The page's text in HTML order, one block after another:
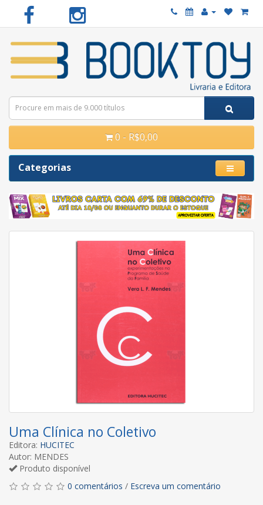
0 - R$0,00
Categorias
Uma Clínica no Coletivo
Editora: HUCITEC
Autor: MENDES
Produto disponível
0 comentários / Escreva um comentário